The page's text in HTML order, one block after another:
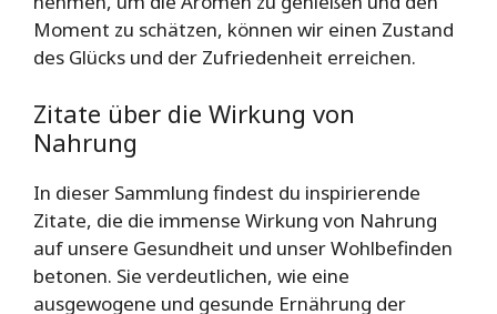
Moment zu schätzen, können wir einen Zustand
des Glücks und der Zufriedenheit erreichen.
Zitate über die Wirkung von
Nahrung
In dieser Sammlung findest du inspirierende
Zitate, die die immense Wirkung von Nahrung
auf unsere Gesundheit und unser Wohlbefinden
betonen. Sie verdeutlichen, wie eine
ausgewogene und gesunde Ernährung der